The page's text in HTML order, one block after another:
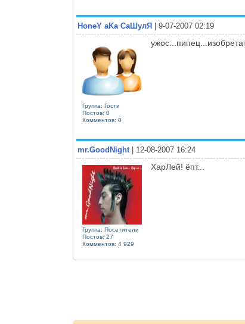
HoneY aKa СаШулЯ | 9-07-2007 02:19
Группа: Гости
Постов: 0
Комментов: 0
mr.GoodNight| 12-08-2007 16:24
Группа: Посетители
Постов: 27
Комментов: 4 929
ХарЛей! ёпт...